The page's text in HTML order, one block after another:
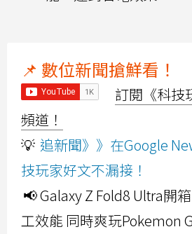
📌 數位新聞搶鮮看！
訂閱《科技
頻道！
💡 追新聞》》在Google
技玩家好文不漏接！
📢 Galaxy Z Fold8 Ultra開
工效能 同時爽玩Pokemon